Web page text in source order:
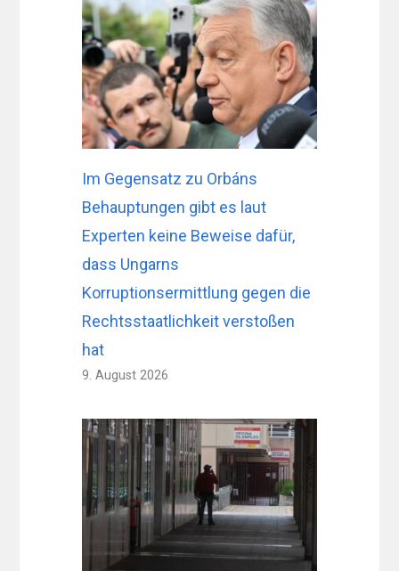
Im Gegensatz zu Orbáns
Behauptungen gibt es laut
Experten keine Beweise dafür,
dass Ungarns
Korruptionsermittlung gegen die
Rechtsstaatlichkeit verstoßen
hat
9. August 2026